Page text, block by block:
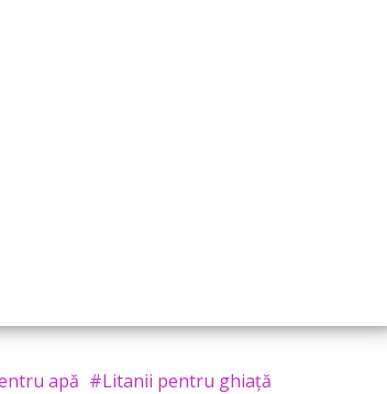
apă Litanii pentru ghiață